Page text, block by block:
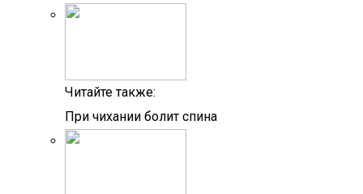
Читайте также:
При чихании болит спина